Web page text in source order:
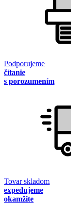
Podporujeme
čítanie
s porozumením
Tovar skladom
expedujeme
okamžite